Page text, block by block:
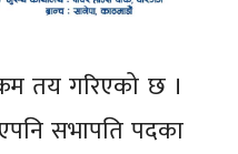
तय गरिएको छ ।
सभापति पदका